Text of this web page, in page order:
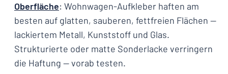
Oberfläche: Wohnwagen-Aufkleber haften am
besten auf glatten, sauberen, fettfreien Flächen —
lackiertem Metall, Kunststoff und Glas.
Strukturierte oder matte Sonderlacke verringern
die Haftung — vorab testen.